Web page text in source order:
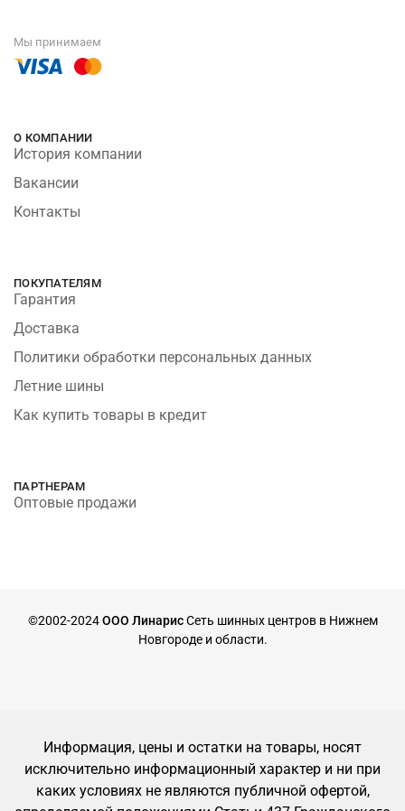
Мы принимаем
О КОМПАНИИ
История компании
Вакансии
Контакты
ПОКУПАТЕЛЯМ
Гарантия
Доставка
Политики обработки персональных данных
Летние шины
Как купить товары в кредит
ПАРТНЕРАМ
Оптовые продажи
©2002-2024ООО ЛинарисСеть шинных центров в Нижнем
Новгороде и области.
Информация, цены и остатки на товары, носят
исключительно информационный характер и ни при
каких условиях не являются публичной офертой,